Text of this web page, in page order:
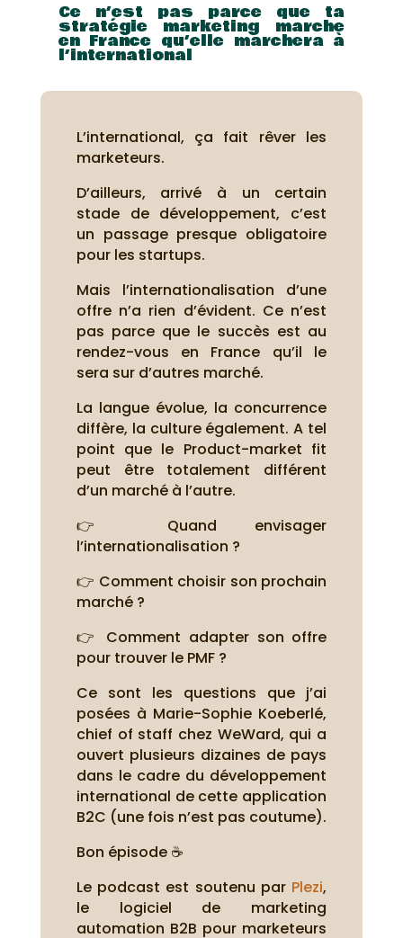
Ce n’est pas parce que ta
stratégie marketing marche
en France qu’elle marchera à
l’international
L’international, ça fait rêver les
marketeurs.
D’ailleurs, arrivé à un certain
stade de développement, c’est
un passage presque obligatoire
pour les startups.
Mais l’internationalisation d’une
offre n’a rien d’évident. Ce n’est
pas parce que le succès est au
rendez-vous en France qu’il le
sera sur d’autres marché.
La langue évolue, la concurrence
diffère, la culture également. A tel
point que le Product-market fit
peut être totalement différent
d’un marché à l’autre.
👉 Quand envisager
l’internationalisation ?
👉 Comment choisir son prochain
marché ?
👉 Comment adapter son offre
pour trouver le PMF ?
Ce sont les questions que j’ai
posées à Marie-Sophie Koeberlé,
chief of staff chez WeWard, qui a
ouvert plusieurs dizaines de pays
dans le cadre du développement
international de cette application
B2C (une fois n’est pas coutume).
Bon épisode ☕
Le podcast est soutenu par Plezi,
le logiciel de marketing
automation B2B pour marketeurs